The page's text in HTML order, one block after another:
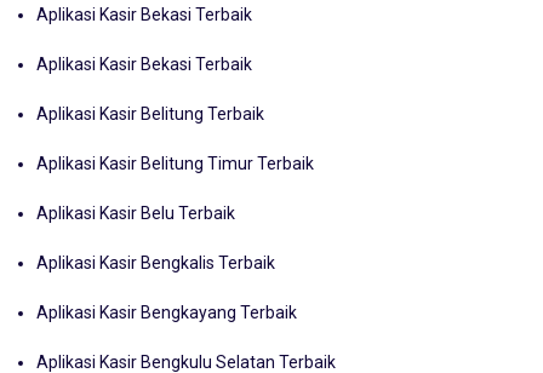
Aplikasi Kasir Bekasi Terbaik
Aplikasi Kasir Bekasi Terbaik
Aplikasi Kasir Belitung Terbaik
Aplikasi Kasir Belitung Timur Terbaik
Aplikasi Kasir Belu Terbaik
Aplikasi Kasir Bengkalis Terbaik
Aplikasi Kasir Bengkayang Terbaik
Aplikasi Kasir Bengkulu Selatan Terbaik